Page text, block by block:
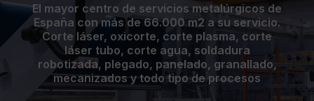
El mayor centro de servicios metalúrgicos de
España con más de 66.000 m2 a su servicio.
Corte láser, oxicorte, corte plasma, corte
láser tubo, corte agua, soldadura
robotizada, plegado, panelado, granallado,
mecanizados y todo tipo de procesos